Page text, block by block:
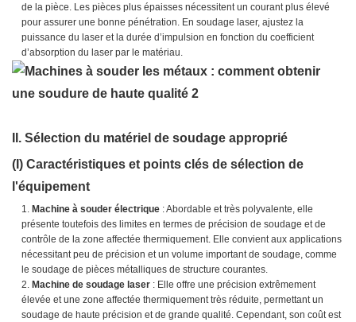
de la pièce. Les pièces plus épaisses nécessitent un courant plus élevé
pour assurer une bonne pénétration. En soudage laser, ajustez la
puissance du laser et la durée d’impulsion en fonction du coefficient
d’absorption du laser par le matériau.
II. Sélection du matériel de soudage approprié
(I) Caractéristiques et points clés de sélection de
l'équipement
Machine à souder électrique : Abordable et très polyvalente, elle
présente toutefois des limites en termes de précision de soudage et de
contrôle de la zone affectée thermiquement. Elle convient aux applications
nécessitant peu de précision et un volume important de soudage, comme
le soudage de pièces métalliques de structure courantes.
Machine de soudage laser : Elle offre une précision extrêmement
élevée et une zone affectée thermiquement très réduite, permettant un
soudage de haute précision et de grande qualité. Cependant, son coût est